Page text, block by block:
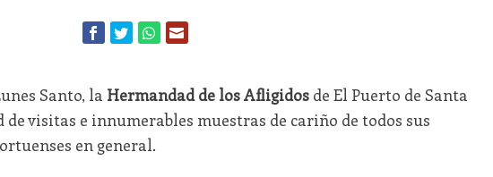
Santo, la Hermandad de los Afligidosde El Puerto de Santa
visitas e innumerables muestras de cariño de todos sus
en general.